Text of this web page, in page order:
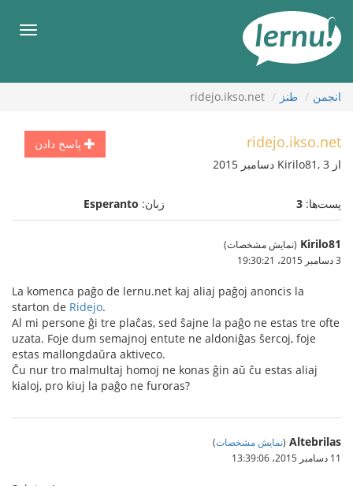
محتوا
انجمن طنز ridejo.ikso.net
پاسخ دادن ridejo.ikso.net
از Kirilo81, 3 دسامبر 2015
پست‌ها: 3 زبان: Esperanto
Kirilo81 (نمایش مشخصات)
3 دسامبر 2015،‏ 19:30:21
La komenca paĝo de lernu.net kaj aliaj paĝoj anoncis la
starton de Ridejo.
Al mi persone ĝi tre plaĉas, sed ŝajne la paĝo ne estas tre ofte
uzata. Foje dum semajnoj entute ne aldoniĝas ŝercoj, foje
estas mallongdaŭra aktiveco.
Ĉu nur tro malmultaj homoj ne konas ĝin aŭ ĉu estas aliaj
kialoj, pro kiuj la paĝo ne furoras?
Altebrilas
(نمایش مشخصات)
11 دسامبر 2015،‏ 13:39:06